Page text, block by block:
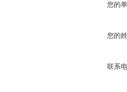
您的
您的
联系